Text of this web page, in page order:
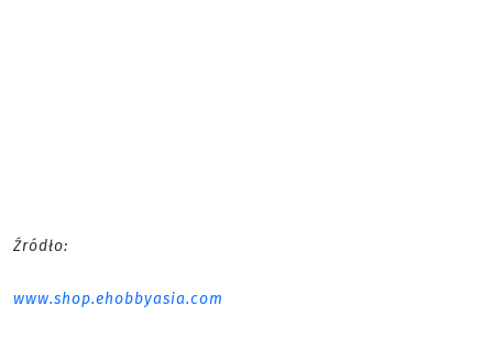
Źródło:
www.shop.ehobbyasia.com